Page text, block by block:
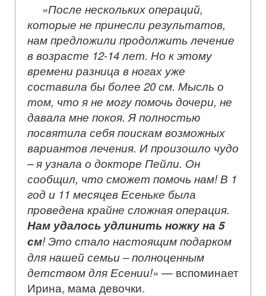
«После нескольких операций,
которые не принесли результатов,
нам предложили продолжить лечение
в возрасте 12-14 лет. Но к этому
времени разница в ногах уже
составила бы более 20 см. Мысль о
том, что я не могу помочь дочери, не
давала мне покоя. Я полностью
посвятила себя поискам возможных
вариантов лечения. И произошло чудо
– я узнала о докторе Пейли. Он
сообщил, что сможет помочь нам! В 1
год и 11 месяцев Есеньке была
проведена крайне сложная операция.
Нам удалось удлинить ножку на 5
см! Это стало настоящим подарком
для нашей семьи – полноценным
детством для Есении!» — вспоминает
Ирина, мама девочки.